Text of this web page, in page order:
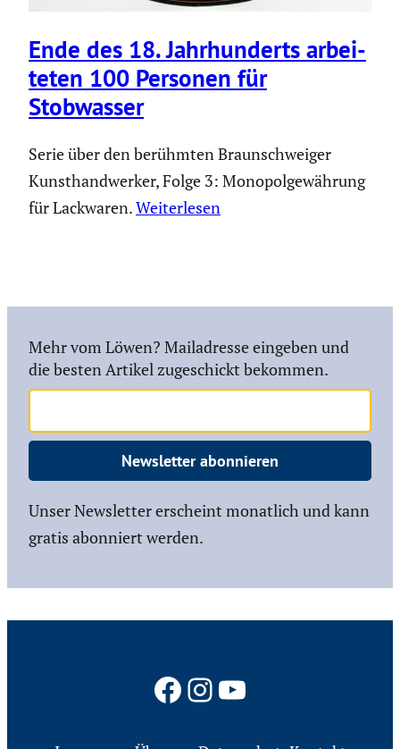
Ende des 18. Jahrhun­derts arbei­
teten 100 Personen für
Stobwasser
Serie über den berühmten Braunschweiger
Kunsthandwerker, Folge 3: Monopolgewährung
für Lackwaren.Weiterlesen
Mehr vom Löwen? Mailadresse eingeben und
die besten Artikel zugeschickt bekommen.
Newsletter abonnieren
Unser Newsletter erscheint monatlich und kann
gratis abonniert werden.
Facebook
Instagram
YouTube